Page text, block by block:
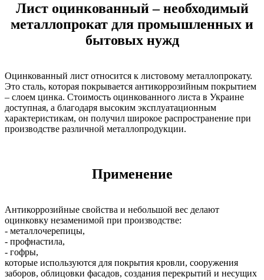
Лист оцинкованный – необходимый
металлопрокат для промышленных и
бытовых нужд
Оцинкованный лист относится к листовому металлопрокату.
Это сталь, которая покрывается антикоррозийным покрытием
– слоем цинка. Стоимость оцинкованного листа в Украине
доступная, а благодаря высоким эксплуатационным
характеристикам, он получил широкое распространение при
производстве различной металлопродукции.
Применение
Антикоррозийные свойства и небольшой вес делают
оцинковку незаменимой при производстве:
- металлочерепицы,
- профнастила,
- гофры,
которые используются для покрытия кровли, сооружения
заборов, облицовки фасадов, создания перекрытий и несущих